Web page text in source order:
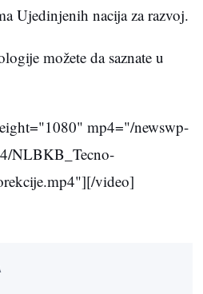
Ujedinjenih nacija za razvoj.
možete da saznate u
mp4="/newswp-
NLBKB_Tecno-
video]